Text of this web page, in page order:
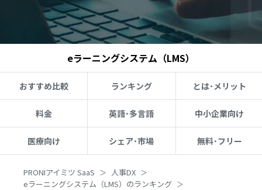
eラーニングシステム（LMS）
おすすめ比較 ランキング とは･メリット
料金 英語･多言語 中小企業向け
医療向け シェア･市場 無料･フリー
PRONIアイミツ SaaS
人事DX
eラーニングシステム（LMS）のランキング